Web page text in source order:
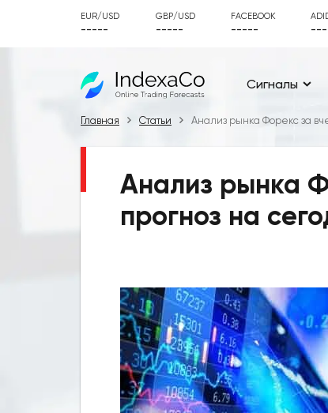
EUR/USD
-----
GBP/USD
-----
FACEBOOK
-----
Сигналы
Главная Статьи Анализ рынка Форекс за
Анализ рынка
прогноз на